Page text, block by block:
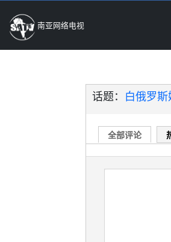
南亚网络电视
话题： 白俄罗
全部评论